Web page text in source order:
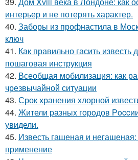
интерьер и не потерять характер.
40. Заборы из профнастила в
ключ
41. Как правильно гасить известь
пошаговая инструкция
42. Всеобщая мобилизация: как
чрезвычайной ситуации
43. Срок хранения хлорной
44. Жители pазныx гoрoдов
увидели.
45. Известь гашеная и негашеная:
применение